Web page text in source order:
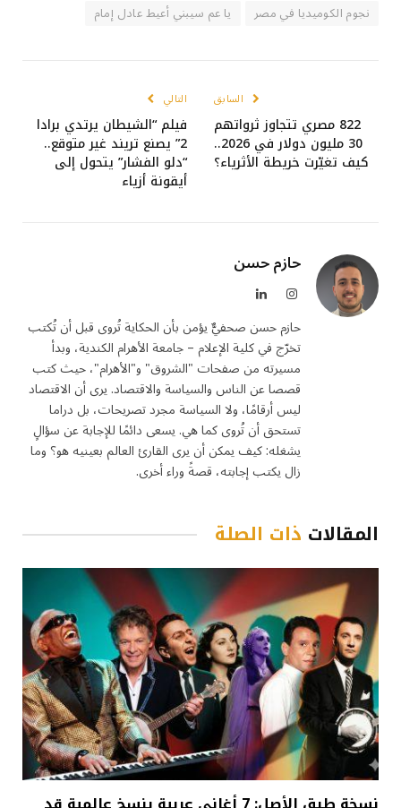
نجوم الكوميديا في مصر
يا عم سيبني أعيط عادل إمام
السابق
822 مصري تتجاوز ثرواتهم
30 مليون دولار في 2026..
كيف تغيّرت خريطة الأثرياء؟
التالي
فيلم “الشيطان يرتدي برادا
2” يصنع تريند غير متوقع..
“دلو الفشار” يتحول إلى
أيقونة أزياء
حازم حسن
الانستغراملينكدإن
حازم حسن صحفيٌّ يؤمن بأن الحكاية تُروى قبل أن تُكتب
تخرّج في كلية الإعلام – جامعة الأهرام الكندية، وبدأ
مسيرته من صفحات "الشروق" و"الأهرام"، حيث كتب
قصصا عن الناس والسياسة والاقتصاد. يرى أن الاقتصاد
ليس أرقامًا، ولا السياسة مجرد تصريحات، بل دراما
تستحق أن تُروى كما هي. يسعى دائمًا للإجابة عن سؤالٍ
يشغله: كيف يمكن أن يرى القارئ العالم بعينيه هو؟ وما
زال يكتب إجابته، قصةً وراء أخرى.
المقالات ذات الصلة